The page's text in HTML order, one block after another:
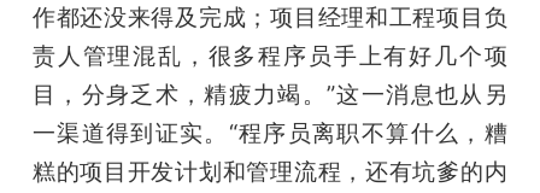
作都还没来得及完成；项目经理和工程项目负
责人管理混乱，很多程序员手上有好几个项
目，分身乏术，精疲力竭。”这一消息也从另
一渠道得到证实。“程序员离职不算什么，糟
糕的项目开发计划和管理流程，还有坑爹的内